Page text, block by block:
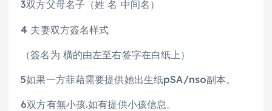
3双方父母名子（姓 名 中间名）
4 夫妻双方簽名样式
（簽名为 橫的由左至右签字在白纸上）
5如果一方菲藉需要提供她出生纸pSA/nso副本。
6双方有無小孩.如有提供小孩信息。